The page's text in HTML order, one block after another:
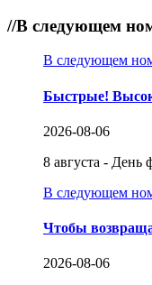
//В следующем
В следующем
Быстрые!
2026-08-06
8 августа - День
В следующем
Чтобы
2026-08-06